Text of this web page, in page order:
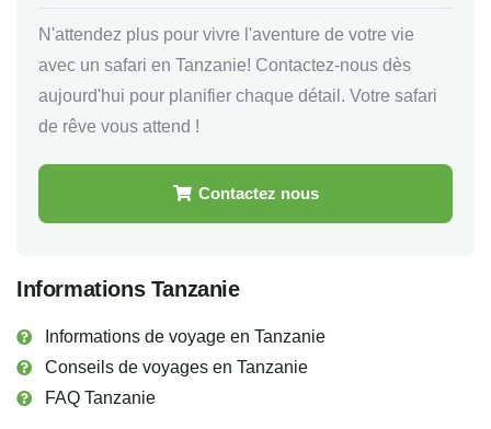
N'attendez plus pour vivre l'aventure de votre vie
avec un safari en Tanzanie! Contactez-nous dès
aujourd'hui pour planifier chaque détail. Votre safari
de rêve vous attend !
Contactez nous
Informations Tanzanie
Informations de voyage en Tanzanie
Conseils de voyages en Tanzanie
FAQ Tanzanie